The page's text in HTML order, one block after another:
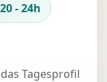
- 24h
Tagesprofil